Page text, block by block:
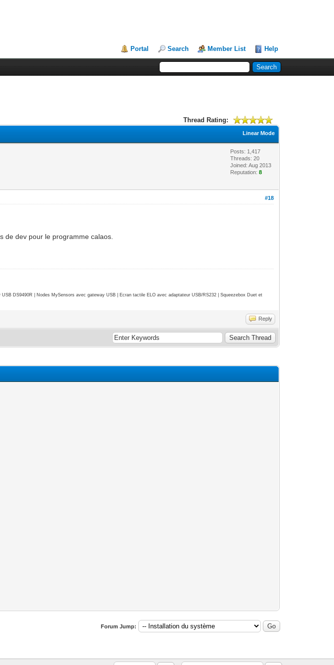
Portal Search Member List Help
Thread Rating:
Linear Mode
Posts: 1,417
Threads: 20
Joined: Aug 2013
Reputation:8
#18
de dev pour le programme calaos.
DS9490R | Nodes MySensors avec gateway USB | Ecran tactile ELO avec adaptateur USB/RS232 | Squeezebox Duet et
Reply
Forum Jump: